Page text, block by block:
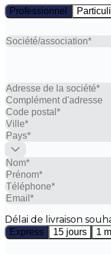
Professionnel
Délai de livraison
Express 15 jours 1